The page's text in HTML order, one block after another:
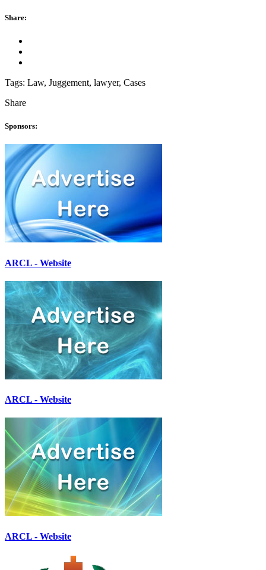
Share:
Tags: Law, Juggement, lawyer, Cases
Share
Sponsors:
ARCL - Website
ARCL - Website
ARCL - Website